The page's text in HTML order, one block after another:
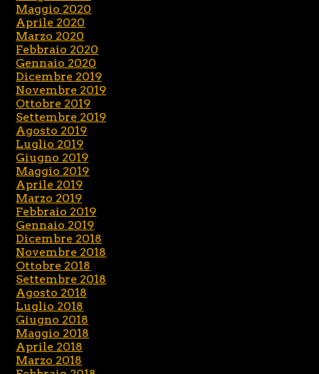
Maggio 2020
Aprile 2020
Marzo 2020
Febbraio 2020
Gennaio 2020
Dicembre 2019
Novembre 2019
Ottobre 2019
Settembre 2019
Agosto 2019
Luglio 2019
Giugno 2019
Maggio 2019
Aprile 2019
Marzo 2019
Febbraio 2019
Gennaio 2019
Dicembre 2018
Novembre 2018
Ottobre 2018
Settembre 2018
Agosto 2018
Luglio 2018
Giugno 2018
Maggio 2018
Aprile 2018
Marzo 2018